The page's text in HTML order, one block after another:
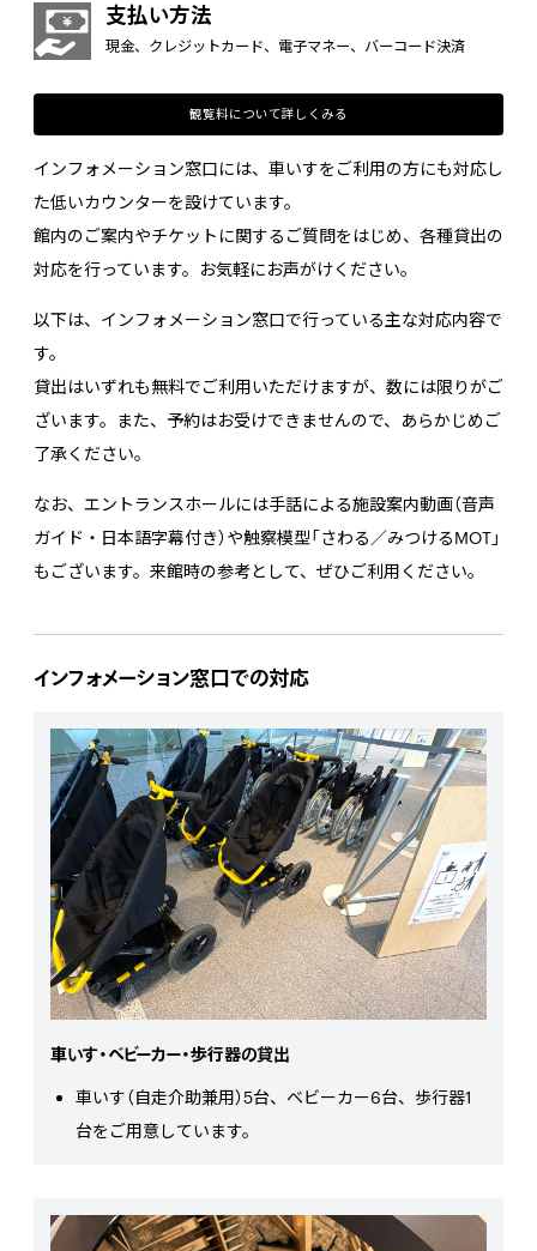
支払い方法
現金、クレジットカード、電子マネー、バーコード決済
観覧料について詳しくみる
インフォメーション窓口には、車いすをご利用の方にも対応し
た低いカウンターを設けています。
館内のご案内やチケットに関するご質問をはじめ、各種貸出の
対応を行っています。お気軽にお声がけください。
以下は、インフォメーション窓口で行っている主な対応内容で
す。
貸出はいずれも無料でご利用いただけますが、数には限りがご
ざいます。また、予約はお受けできませんので、あらかじめご
了承ください。
なお、エントランスホールには手話による施設案内動画（音声
ガイド・日本語字幕付き）や触察模型「さわる／みつけるMOT」
もございます。来館時の参考として、ぜひご利用ください。
インフォメーション窓口での対応
車いす・ベビーカー・歩行器の貸出
車いす（自走介助兼用）5台、ベビーカー6台、歩行器1
台をご用意しています。